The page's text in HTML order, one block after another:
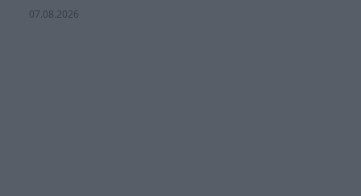
07.08.2026